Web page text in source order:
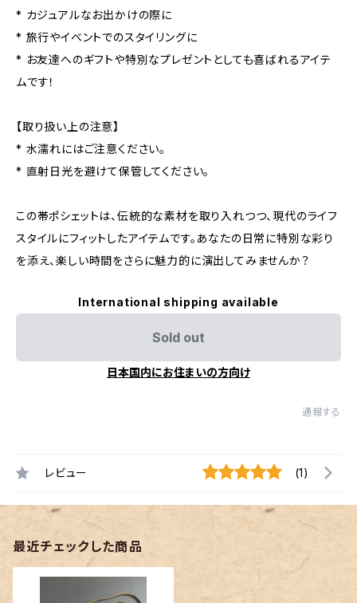
* カジュアルなお出かけの際に
* 旅行やイベントでのスタイリングに
* お友達へのギフトや特別なプレゼントとしても喜ばれるアイテ
ムです！
【取り扱い上の注意】
* 水濡れにはご注意ください。
* 直射日光を避けて保管してください。
この帯ポシェットは、伝統的な素材を取り入れつつ、現代のライフ
スタイルにフィットしたアイテムです。あなたの日常に特別な彩り
を添え、楽しい時間をさらに魅力的に演出してみませんか？
International shipping available
Sold out
日本国内にお住まいの方向け
通報する
レビュー (1)
最近チェックした商品